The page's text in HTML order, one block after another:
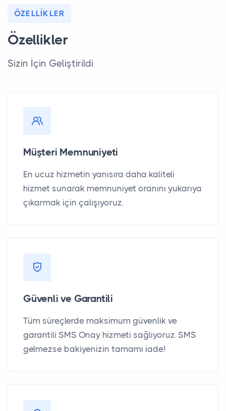
ÖZELLIKLER
Özellikler
Sizin İçin Geliştirildi
Müşteri Memnuniyeti
En ucuz hizmetin yanısıra daha kaliteli
hizmet sunarak memnuniyet oranını yukarıya
çıkarmak için çalışıyoruz.
Güvenli ve Garantili
Tüm süreçlerde maksimum güvenlik ve
garantili SMS Onay hizmeti sağlıyoruz. SMS
gelmezse bakiyenizin tamamı iade!